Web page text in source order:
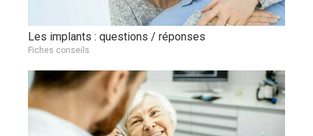
Les implants : questions / réponses
Fiches conseils